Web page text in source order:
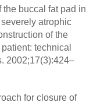
the buccal fat pad in
atrophic
of the
technical
2002;17(3):424–
for closure of